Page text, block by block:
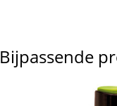
Bijpassende